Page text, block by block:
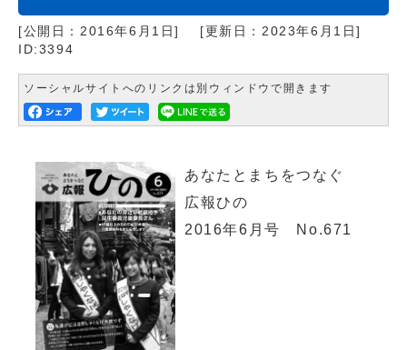
[公開日： 2016年6月1日] [更新日： 2023年6月1日]
ID:3394
ソーシャルサイトへのリンクは別ウィンドウで開きます
あなたとまちをつなぐ
広報ひの
2016年6月号 No.671